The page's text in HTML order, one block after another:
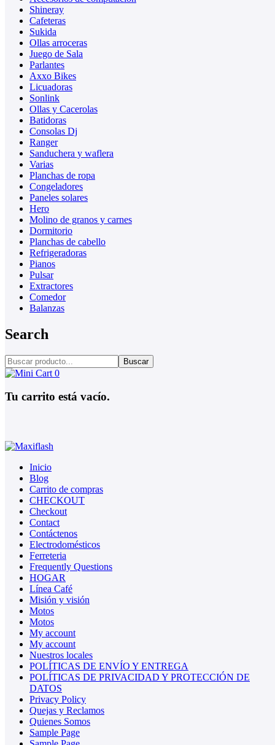
Shineray
Cafeteras
Sukida
Ollas arroceras
Juego de Sala
Parlantes
Axxo Bikes
Licuadoras
Sonlink
Ollas y Cacerolas
Batidoras
Consolas Dj
Ranger
Sanduchera y waflera
Varias
Planchas de ropa
Congeladores
Paneles solares
Hero
Molino de granos y carnes
Dormitorio
Planchas de cabello
Refrigeradoras
Pianos
Pulsar
Extractores
Comedor
Balanzas
Search
Buscar
0
Tu carrito está vacío.
Inicio
Blog
Carrito de compras
CHECKOUT
Checkout
Contact
Contáctenos
Electrodomésticos
Ferreteria
Frequently Questions
HOGAR
Línea Café
Misión y visión
Motos
Motos
My account
My account
Nuestros locales
POLÍTICAS DE ENVÍO Y ENTREGA
POLÍTICAS DE PRIVACIDAD Y PROTECCIÓN DE
DATOS
Privacy Policy
Quejas y Reclamos
Quienes Somos
Sample Page